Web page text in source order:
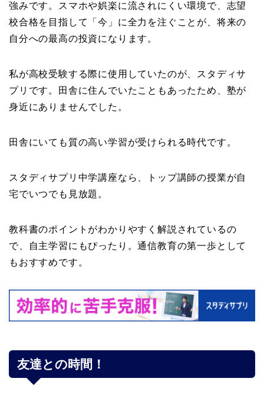
強みです。スマホや娯楽に流されにくい環境で、志望
校合格を目指して「今」に全力を注ぐことが、将来の
自分への最高の投資になります。
私が高校受験する際に使用していたのが、スタディサ
プリです。田舎に住んでいたこともあったため、塾が
身近にありませんでした。
田舎にいても質の高い学習が受けられる時代です。
スタディサプリ中学講座なら、トップ講師の授業が自
宅でいつでも見放題。
教科書のポイントがわかりやすく解説されているの
で、自主学習にもぴったり。通信教育の第一歩として
もおすすめです。
友達との時間！